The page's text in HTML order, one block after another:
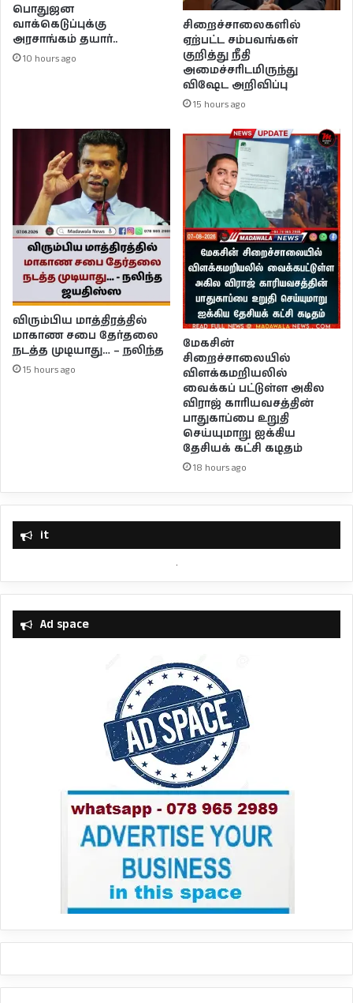
பொதுஜன
வாக்கெடுப்புக்கு
அரசாங்கம் தயார்..
10 hours ago
சிறைச்சாலைகளில்
ஏற்பட்ட சம்பவங்கள்
குறித்து நீதி
அமைச்சரிடமிருந்து
விஷேட அறிவிப்பு
15 hours ago
விரும்பிய மாத்திரத்தில்
மாகாண சபை தேர்தலை
நடத்த முடியாது… – நலிந்த
15 hours ago
மேகசின்
சிறைச்சாலையில்
விளக்கமறியலில்
வைக்கப் பட்டுள்ள அகில
விராஜ் காரியவசத்தின்
பாதுகாப்பை உறுதி
செய்யுமாறு ஐக்கிய
தேசியக் கட்சி கடிதம்
18 hours ago
it
Ad space